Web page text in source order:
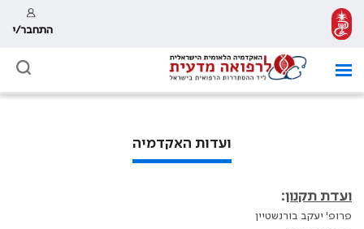
התחבר/י
ועדות האקדמיה
ועדת תקנון:
פרופ' יעקב בורנשטיין